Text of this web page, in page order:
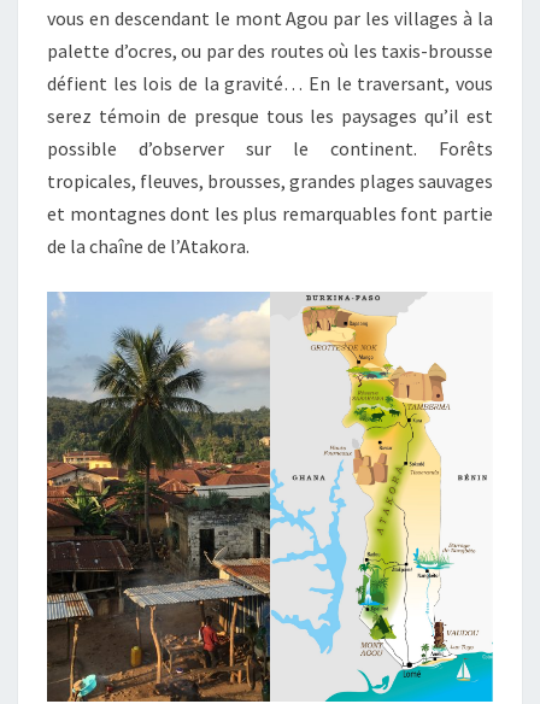
vous en descendant le mont Agou par les villages à la
palette d’ocres, ou par des routes où les taxis-brousse
défient les lois de la gravité… En le traversant, vous
serez témoin de presque tous les paysages qu’il est
possible d’observer sur le continent. Forêts
tropicales, fleuves, brousses, grandes plages sauvages
et montagnes dont les plus remarquables font partie
de la chaîne de l’Atakora.